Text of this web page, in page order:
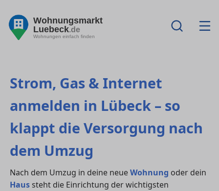
Wohnungsmarkt
Luebeck.de
Wohnungen einfach finden
Strom, Gas & Internet
anmelden in Lübeck – so
klappt die Versorgung nach
dem Umzug
Nach dem Umzug in deine neueWohnung oder dein
Haus steht die Einrichtung der wichtigsten